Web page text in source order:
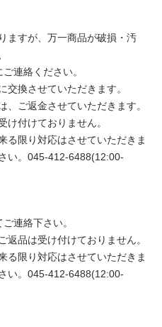
ますが、万一商品が破損・汚
連絡ください。
交換させていただきます。
、ご返金させていただきます。
付けておりません。
る限り対応はさせていただきま
い。045-412-6488(12:00-
連絡下さい。
品は受け付けておりません。
る限り対応はさせていただきま
い。045-412-6488(12:00-